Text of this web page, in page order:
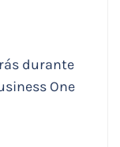
durante
One